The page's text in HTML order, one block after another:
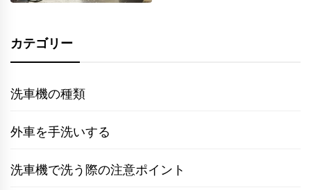
カテゴリー
洗車機の種類
外車を手洗いする
洗車機で洗う際の注意ポイント